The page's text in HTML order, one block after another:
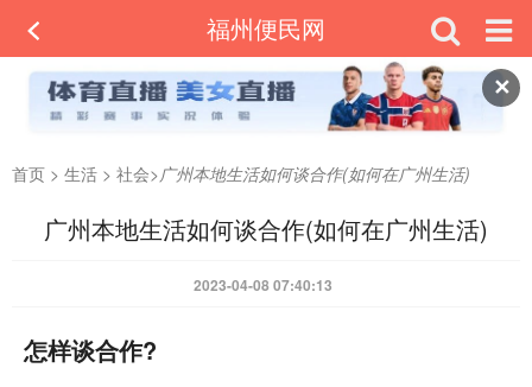
✕
福州便民网
首页 > 生活 > 社会>广州本地生活如何谈合作(如何在广州生活)
广州本地生活如何谈合作(如何在广州生活)
2023-04-08 07:40:13
怎样谈合作?